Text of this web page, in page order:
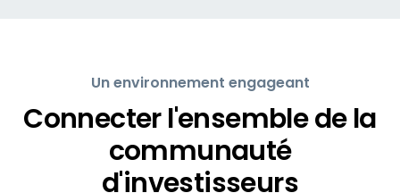
Un environnement engageant
Connecter l'ensemble de la
communauté
d'investisseurs